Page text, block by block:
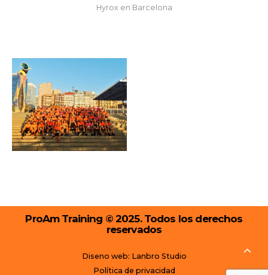
Hyrox en Barcelona
ProAm Training © 2025. Todos los derechos
reservados
Diseno web: Lanbro Studio
Política de privacidad